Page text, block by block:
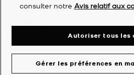
Conditions générales
Énoncé d'accessibilité
consulter notre Avis relatif aux
Gérer les préférences en
Autoriser tous les